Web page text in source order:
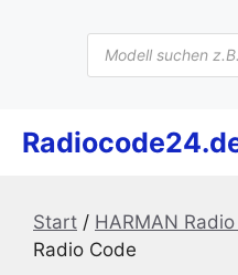
Products
search
Start / HARMAN
Radio Code